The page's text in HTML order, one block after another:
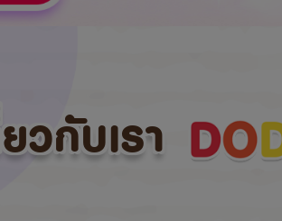
วกับเรา